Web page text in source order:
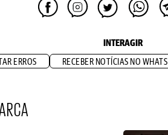
INTERAGIR
ERROS RECEBER NOTÍCIAS NO WHATS